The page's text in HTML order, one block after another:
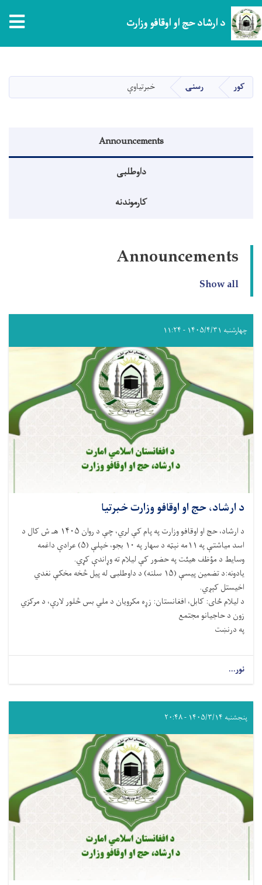
د ارشاد حج او اوقافو وزارت
کور رسنۍ خبرتیاوې
Announcements
داوطلبی
کارموندنه
Announcements
Show all
چهارشنبه ۱۴۰۵/۴/۳۱ - ۱۱:۲۴
د ارشاد، حج او اوقافو وزارت خبرتیا
د ارشاد، حج او اوقافو وزارت په پام کې لري، چې د روان ۱۴۰۵ هـ ش کال د
اسد میاشتې په ۱۱مه نېټه د سهار په ۱۰ بجو، خپلې (۵) عرادې داغمه
وسایط د مؤظف هیئت په حضور کې لیلام ته وړاندې کړي.
یادونه:د تضمین پیسې (۱۵ سلنه) د داوطلبۍ له پیل څخه مخکې نغدي
اخیستل کېږي.
د لیلام ځای: کابل، افغانستان: زړه مکرویان د ملي بس څلور لارې، د مرکزي
زون د حاجیانو مجتمع
په درنښت
نور...
پنجشنبه ۱۴۰۵/۳/۱۴ - ۲۰:۴۸